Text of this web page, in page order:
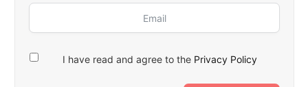
I have read and agree to the Privacy Policy